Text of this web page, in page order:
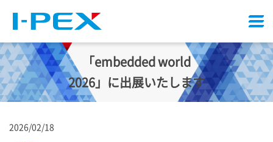
ニ
ュ
ー
「embedded world
2026」に出展いたします
2026/02/18